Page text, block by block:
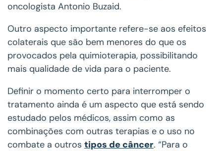
oncologista Antonio Buzaid.
Outro aspecto importante refere-se aos efeitos
colaterais que são bem menores do que os
provocados pela quimioterapia, possibilitando
mais qualidade de vida para o paciente.
Definir o momento certo para interromper o
tratamento ainda é um aspecto que está sendo
estudado pelos médicos, assim como as
combinações com outras terapias e o uso no
combate a outros tipos de câncer. “Para o